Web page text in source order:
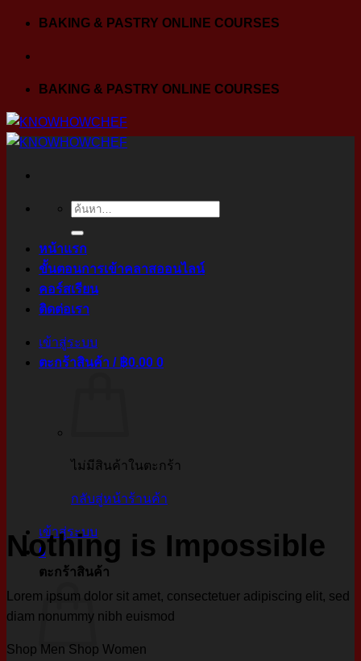
Skip
content
BAKING & PASTRY ONLINE COURSES
BAKING & PASTRY ONLINE COURSES
ค้นหา:
หน้าแรก
ขั้นตอนการเข้าคลาสออนไลน์
คอร์สเรียน
ติดต่อเรา
เข้าสู่ระบบ
ตะกร้าสินค้า / ฿0.00 0
ไม่มีสินค้าในตะกร้า
กลับสู่หน้าร้านค้า
เข้าสู่ระบบ
0
ตะกร้าสินค้า
Nothing is Impossible
Lorem ipsum dolor sit amet, consectetuer adipiscing elit, sed
diam nonummy nibh euismod
Shop Men Shop Women